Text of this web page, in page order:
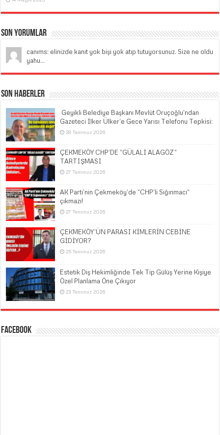
Son Yorumlar
canıms: elinizde kanıt yok bişi yok atıp tutuyorsunuz. Size ne oldu
yahu...
Son Haberler
​ Geyikli Belediye Başkanı Mevlüt Oruçoğlu’ndan
Gazeteci İlker Ülker’e Gece Yarısı Telefonu Tepkisi:
28 Temmuz 2026
ÇEKMEKÖY CHP’DE “GÜLALİ ALAGÖZ”
TARTIŞMASI
27 Temmuz 2026
AK Parti’nin Çekmeköy’de “CHP’li Sığınmacı”
çıkmazı!
27 Temmuz 2026
ÇEKMEKÖY’ÜN PARASI KİMLERİN CEBİNE
GİDİYOR?
25 Temmuz 2026
Estetik Diş Hekimliğinde Tek Tip Gülüş Yerine Kişiye
Özel Planlama Öne Çıkıyor
23 Temmuz 2026
Facebook